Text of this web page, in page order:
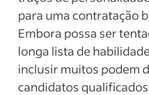
para uma contratação
Embora possa ser
longa lista de
inclusir muitos podem
candidatos